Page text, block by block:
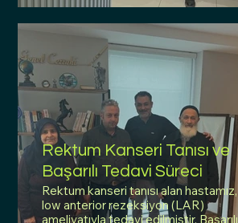
Rektum Kanseri Tanısı ve
Başarılı Tedavi Süreci
Rektum kanseri tanısı alan hastamız,
low anterior rezeksiyon (LAR)
ameliyatıyla tedavi edilmiştir. Başarılı